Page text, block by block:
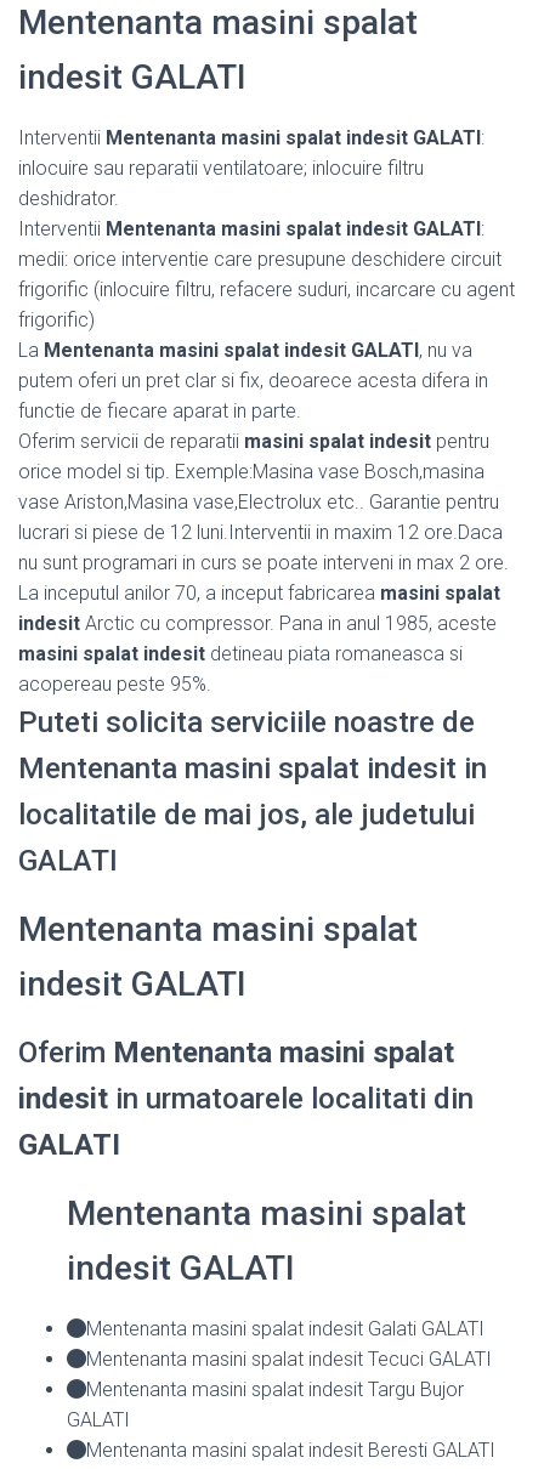
Mentenanta masini spalat
indesit GALATI
Interventii Mentenanta masini spalat indesit GALATI:
inlocuire sau reparatii ventilatoare; inlocuire filtru
deshidrator.
Interventii Mentenanta masini spalat indesit GALATI:
medii: orice interventie care presupune deschidere circuit
frigorific (inlocuire filtru, refacere suduri, incarcare cu agent
frigorific)
La Mentenanta masini spalat indesit GALATI, nu va
putem oferi un pret clar si fix, deoarece acesta difera in
functie de fiecare aparat in parte.
Oferim servicii de reparatii masini spalat indesit pentru
orice model si tip. Exemple:Masina vase Bosch,masina
vase Ariston,Masina vase,Electrolux etc.. Garantie pentru
lucrari si piese de 12 luni.Interventii in maxim 12 ore.Daca
nu sunt programari in curs se poate interveni in max 2 ore.
La inceputul anilor 70, a inceput fabricarea masini spalat
indesit Arctic cu compressor. Pana in anul 1985, aceste
masini spalat indesit detineau piata romaneasca si
acopereau peste 95%.
Puteti solicita serviciile noastre de
Mentenanta masini spalat indesit in
localitatile de mai jos, ale judetului
GALATI
Mentenanta masini spalat
indesit GALATI
Oferim Mentenanta masini spalat
indesit in urmatoarele localitati din
GALATI
Mentenanta masini spalat
indesit GALATI
Mentenanta masini spalat indesit Galati GALATI
Mentenanta masini spalat indesit Tecuci GALATI
Mentenanta masini spalat indesit Targu Bujor
GALATI
Mentenanta masini spalat indesit Beresti GALATI